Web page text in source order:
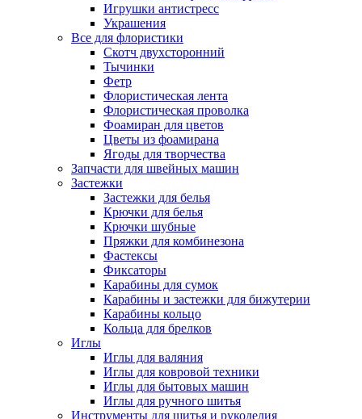
Игрушки антистресс
Украшения
Все для флористики
Скотч двухсторонний
Тычинки
Фетр
Флористическая лента
Флористическая проволка
Фоамиран для цветов
Цветы из фоамирана
Ягоды для творчества
Запчасти для швейных машин
Застежки
Застежки для белья
Крючки для белья
Крючки шубные
Пряжки для комбинезона
Фастексы
Фиксаторы
Карабины для сумок
Карабины и застежки для бижутерии
Карабины кольцо
Кольца для брелков
Иглы
Иглы для валяния
Иглы для ковровой техники
Иглы для бытовых машин
Иглы для ручного шитья
Инструменты для шитья и рукоделия